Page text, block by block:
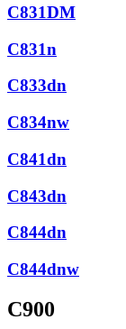
C831DM
C831n
C833dn
C834nw
C841dn
C843dn
C844dn
C844dnw
C900